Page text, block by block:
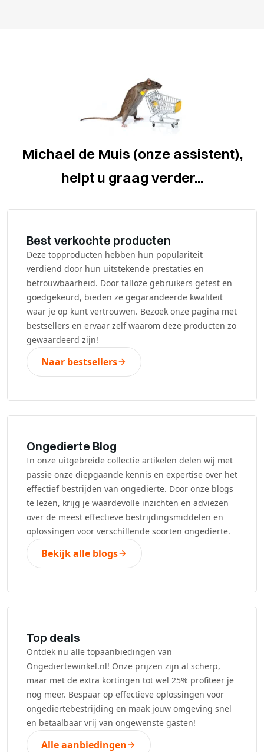
Michael de Muis (onze assistent),
helpt u graag verder...
Best verkochte producten
Deze topproducten hebben hun populariteit
verdiend door hun uitstekende prestaties en
betrouwbaarheid. Door talloze gebruikers getest en
goedgekeurd, bieden ze gegarandeerde kwaliteit
waar je op kunt vertrouwen. Bezoek onze pagina met
bestsellers en ervaar zelf waarom deze producten zo
gewaardeerd zijn!
Naar bestsellers
Ongedierte Blog
In onze uitgebreide collectie artikelen delen wij met
passie onze diepgaande kennis en expertise over het
effectief bestrijden van ongedierte. Door onze blogs
te lezen, krijg je waardevolle inzichten en adviezen
over de meest effectieve bestrijdingsmiddelen en
oplossingen voor verschillende soorten ongedierte.
Bekijk alle blogs
Top deals
Ontdek nu alle topaanbiedingen van
Ongediertewinkel.nl! Onze prijzen zijn al scherp,
maar met de extra kortingen tot wel 25% profiteer je
nog meer. Bespaar op effectieve oplossingen voor
ongediertebestrijding en maak jouw omgeving snel
en betaalbaar vrij van ongewenste gasten!
Alle aanbiedingen